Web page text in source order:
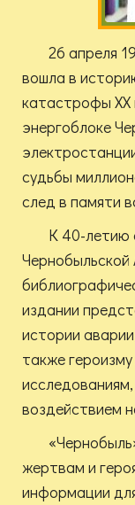
26 апреля
вошла в
катастрофы
энергоблоке
судьбы
след в памяти
К 40-летию
издании
истории
также
воздействием
жертвам и
информации